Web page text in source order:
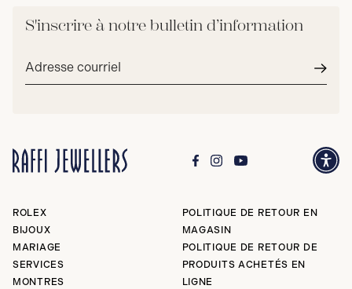
S'inscrire à notre bulletin d’information
Adresse
ROLEX
BIJOUX
MARIAGE
SERVICES
MONTRES
POLITIQUE DE RETOUR EN
MAGASIN
POLITIQUE DE RETOUR DE
PRODUITS ACHETÉS EN
LIGNE